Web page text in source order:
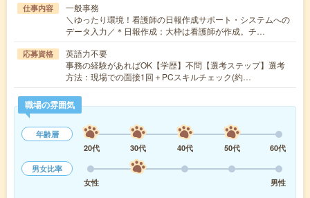
仕事内容
一般事務
＼ゆったり環境！看護師の日報作成サポート・システムへの
データ入力／＊日報作成：大枠は看護師が作成。チ…
応募資格
英語力不要
事務の経験があればOK【学歴】不問【選考ステップ】選考
方法：現場での面接1回＋PCスキルチェック(約…
職場の雰囲気
年齢層
20代
30代 40代 50代
60代
男女比率
女性
男性